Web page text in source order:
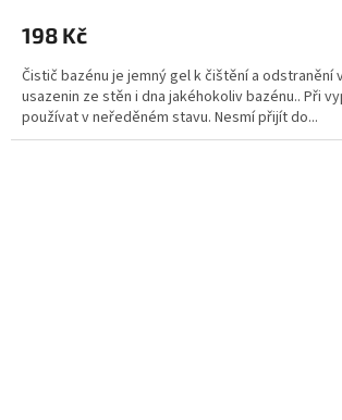
198 Kč
Čistič bazénu je jemný gel k čištění a odstranění
usazenin ze stěn i dna jakéhokoliv bazénu.. Při
používat v neředěném stavu. Nesmí přijít do...